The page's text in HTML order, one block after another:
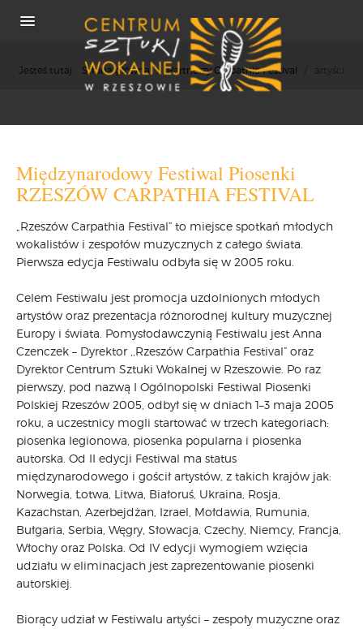
REKRUTACJA
OSIĄGNIĘCIA
KONCERTY
WSPÓŁPRACA
POLITYKA COOKIES
RODO
REKRUTACJA
CARPATHIA FESTIVAL
FESTIWAL PATRIOTYCZNY
WYDARZENIA
PŁYTY CD
MULTIMEDIA
MUZYKA
VIDEO
GALERIA
WARSZTATY
ZGŁOŚ UDZIAŁ
Jesteś tutaj: Strona główna / Partnerzy Carpathia Festival artyści
Międzynarodowy Festiwal Piosenki
RZESZÓW CARPATHIA FESTIVAL
„Rzeszów Carpathia Festival” to miejsce spotkań młodych
wokalistów i zespołów muzycznych z całego świata.
Pierwsza edycja Festiwalu odbyła się w 2005 roku.
Celem Festiwalu jest promocja uzdolnionych młodych
artystów oraz prezentacja różnorodnej kultury muzycznej
Europy i świata. Pomysłodawczynią Festiwalu jest Anna
Czenczek – Dyrektor ,,Rzeszów Carpathia Festival” oraz
Dyrektor Centrum Sztuki Wokalnej w Rzeszowie. Po raz
pierwszy, pod nazwą I Ogólnopolski Festiwal Piosenki
Polskiej Rzeszów 2005, odbył się w dniach 1–3 maja 2005
roku, a uczestnicy mogli startować w trzech kategoriach:
piosenka legionowa, piosenka popularna i piosenka
autorska. Od II edycji Festiwal ma status
międzynarodowego i gościł artystów, z takich krajów jak:
Norwegia, Łotwa, Litwa, Białoruś, Ukraina, Rosja,
Kazachstan, Azerbejdżan, Izrael, Mołdawia, Rumunia,
Bułgaria, Serbia, Węgry, Słowacja, Czechy, Niemcy, Francja,
Włochy oraz Polska. Od IV edycji wymogiem wzięcia
udziału w eliminacjach jest zaprezentowanie piosenki
autorskiej.
Biorący udział w Festiwalu artyści – zespoły muzyczne oraz